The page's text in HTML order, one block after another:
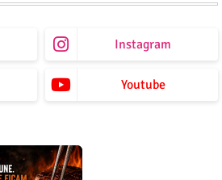
Instagram
Youtube